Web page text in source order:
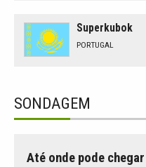
Superkubok
PORTUGAL
SONDAGEM
Até onde pode